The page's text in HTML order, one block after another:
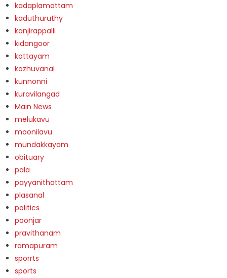
kadaplamattam
kaduthuruthy
kanjirappalli
kidangoor
kottayam
kozhuvanal
kunnonni
kuravilangad
Main News
melukavu
moonilavu
mundakkayam
obituary
pala
payyanithottam
plasanal
politics
poonjar
pravithanam
ramapuram
sporrts
sports